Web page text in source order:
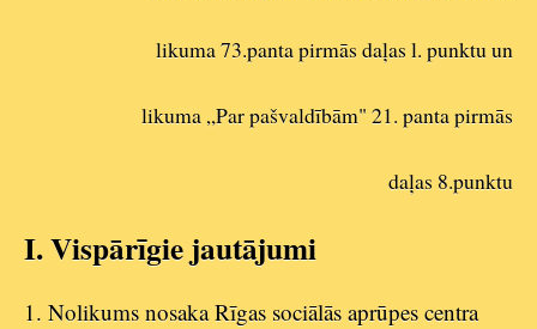
likuma 73.panta pirmās daļas l. punktu un
likuma „Par pašvaldībām" 21. panta pirmās
daļas 8.punktu
I. Vispārīgie jautājumi
1. Nolikums nosaka Rīgas sociālās aprūpes centra